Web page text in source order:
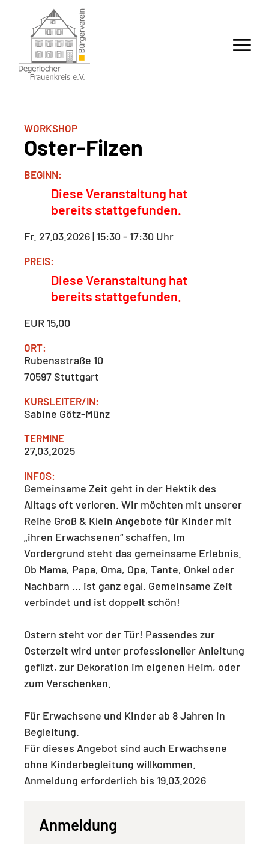
WORKSHOP
Oster-Filzen
BEGINN:
Diese Veranstaltung hat
bereits stattgefunden.
Fr. 27.03.2026 | 15:30 - 17:30 Uhr
PREIS:
Diese Veranstaltung hat
bereits stattgefunden.
EUR 15,00
ORT:
Rubensstraße 10
70597Stuttgart
KURSLEITER/IN:
Sabine Götz-Münz
TERMINE
27.03.2025
INFOS:
Gemeinsame Zeit geht in der Hektik des
Alltags oft verloren. Wir möchten mit unserer
Reihe Groß & Klein Angebote für Kinder mit
„ihren Erwachsenen“ schaffen. Im
Vordergrund steht das gemeinsame Erlebnis.
Ob Mama, Papa, Oma, Opa, Tante, Onkel oder
Nachbarn … ist ganz egal. Gemeinsame Zeit
verbindet und ist doppelt schön!
Ostern steht vor der Tür! Passendes zur
Osterzeit wird unter professioneller Anleitung
gefilzt, zur Dekoration im eigenen Heim, oder
zum Verschenken.
Für Erwachsene und Kinder ab 8 Jahren in
Begleitung.
Für dieses Angebot sind auch Erwachsene
ohne Kinderbegleitung willkommen.
Anmeldung erforderlich bis 19.03.2026
Anmeldung